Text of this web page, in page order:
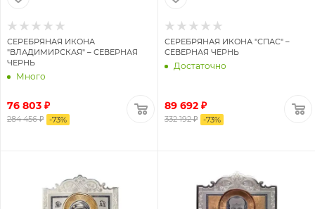
СЕРЕБРЯНАЯ ИКОНА
"ВЛАДИМИРСКАЯ" – СЕВЕРНАЯ
ЧЕРНЬ
Много
76 803 ₽
284 456 ₽ -73%
СЕРЕБРЯНАЯ ИКОНА "СПАС" –
СЕВЕРНАЯ ЧЕРНЬ
Достаточно
89 692 ₽
332 192 ₽ -73%